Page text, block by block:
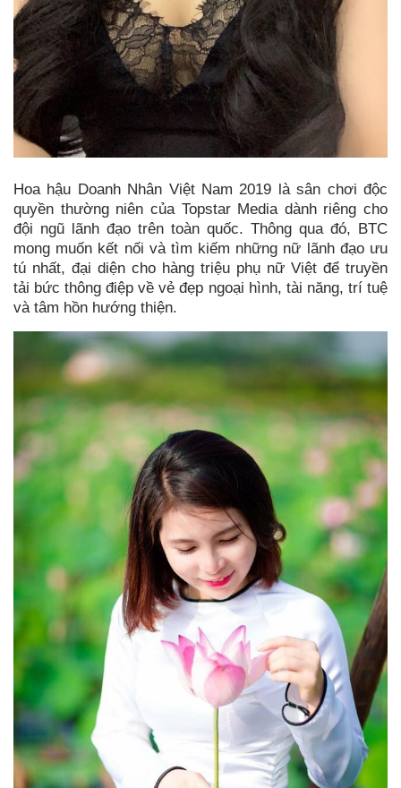
Hoa hậu Doanh Nhân Việt Nam 2019 là sân chơi độc
quyền thường niên của Topstar Media dành riêng cho
đội ngũ lãnh đạo trên toàn quốc. Thông qua đó, BTC
mong muốn kết nối và tìm kiếm những nữ lãnh đạo ưu
tú nhất, đại diện cho hàng triệu phụ nữ Việt để truyền
tải bức thông điệp về vẻ đẹp ngoại hình, tài năng, trí tuệ
và tâm hồn hướng thiện.